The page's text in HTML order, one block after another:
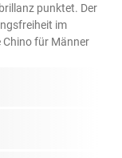
punktet. Der
im
Chino für Männer